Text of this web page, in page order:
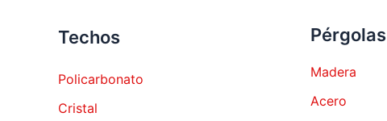
Techos
Policarbonato
Cristal
Pérgolas
Madera
Acero